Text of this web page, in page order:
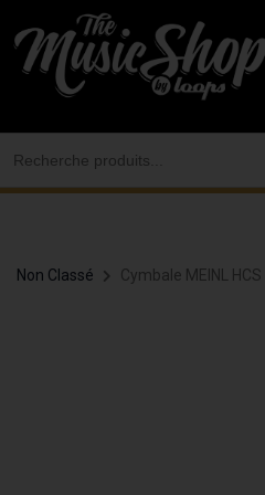
au
contenu
Non Classé Cymbale MEINL